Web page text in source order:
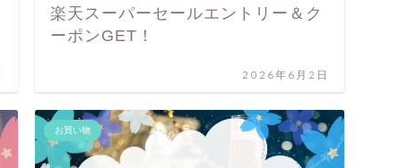
楽天スーパーセールエントリー＆ク
ーポンGET！
2026年6月2日
お買い物